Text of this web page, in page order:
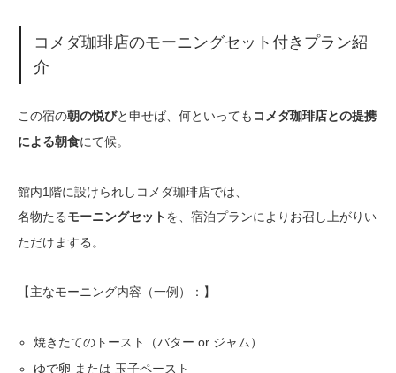
コメダ珈琲店のモーニングセット付きプラン紹
介
この宿の朝の悦びと申せば、何といっても コメダ珈琲店との提携
による朝食にて候。
館内1階に設けられしコメダ珈琲店では、
名物たる モーニングセット を、宿泊プランによりお召し上がりい
ただけまする。
【主なモーニング内容（一例）：】
焼きたてのトースト（バター or ジャム）
ゆで卵 または 玉子ペースト